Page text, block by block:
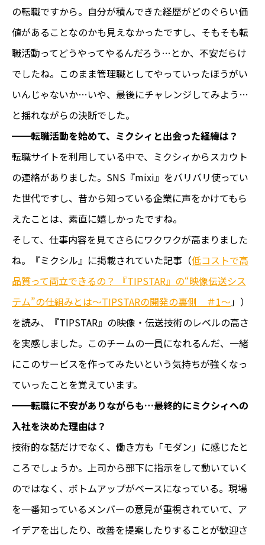
の転職ですから。自分が積んできた経歴がどのぐらい価
値があることなのかも見えなかったですし、そもそも転
職活動ってどうやってやるんだろう…とか、不安だらけ
でしたね。このまま管理職としてやっていったほうがい
いんじゃないか…いや、最後にチャレンジしてみよう…
と揺れながらの決断でした。
━━転職活動を始めて、ミクシィと出会った経緯は？
転職サイトを利用している中で、ミクシィからスカウト
の連絡がありました。SNS『mixi』をバリバリ使ってい
た世代ですし、昔から知っている企業に声をかけてもら
えたことは、素直に嬉しかったですね。
そして、仕事内容を見てさらにワクワクが高まりました
ね。『ミクシル』に掲載されていた記事（低コストで高
品質って両立できるの？ 『TIPSTAR』の“映像伝送シス
テム”の仕組みとは～TIPSTARの開発の裏側 ＃1～」）
を読み、『TIPSTAR』の映像・伝送技術のレベルの高さ
を実感しました。このチームの一員になれるんだ、一緒
にこのサービスを作ってみたいという気持ちが強くなっ
ていったことを覚えています。
━━転職に不安がありながらも…最終的にミクシィへの
入社を決めた理由は？
技術的な話だけでなく、働き方も「モダン」に感じたと
ころでしょうか。上司から部下に指示をして動いていく
のではなく、ボトムアップがベースになっている。現場
を一番知っているメンバーの意見が重視されていて、ア
イデアを出したり、改善を提案したりすることが歓迎さ